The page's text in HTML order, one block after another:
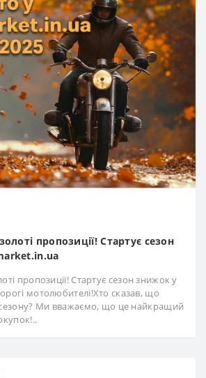
пропозиції! Стартує сезон
пропозиції! Стартує сезон знижок у
мотолюбителі!Хто сказав, що
Ми вважаємо, що це найкращий